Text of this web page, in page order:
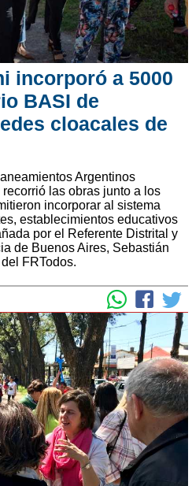
incorporó a 5000
BASI de
cloacales de
Argentinos
las obras junto a los
incorporar al sistema
establecimientos educativos
por el Referente Distrital y
de Buenos Aires, Sebastián
FRTodos.